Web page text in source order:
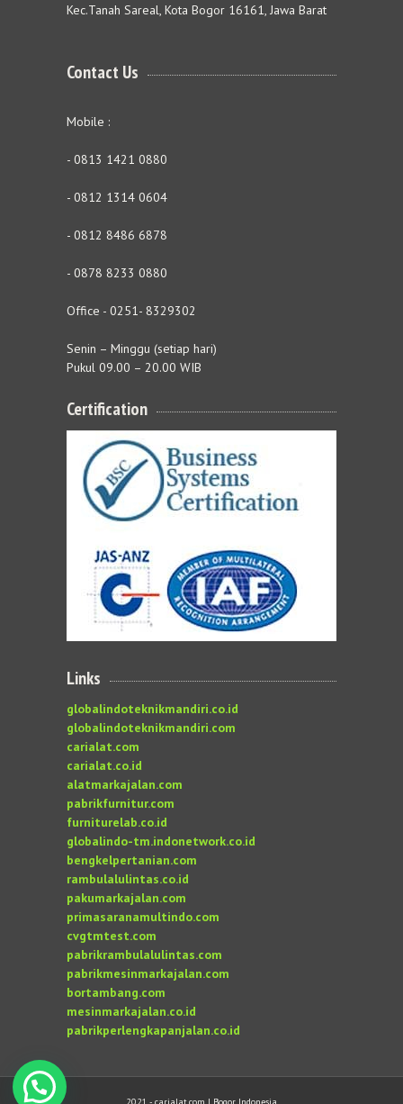
Kec.Tanah Sareal, Kota Bogor 16161, Jawa Barat
Contact Us
Mobile :
- 0813 1421 0880
- 0812 1314 0604
- 0812 8486 6878
- 0878 8233 0880
Office - 0251- 8329302
Senin – Minggu (setiap hari)
Pukul 09.00 – 20.00 WIB
Certification
Links
globalindoteknikmandiri.co.id
globalindoteknikmandiri.com
carialat.com
carialat.co.id
alatmarkajalan.com
pabrikfurnitur.com
furniturelab.co.id
globalindo-tm.indonetwork.co.id
bengkelpertanian.com
rambulalulintas.co.id
pakumarkajalan.com
primasaranamultindo.com
cvgtmtest.com
pabrikrambulalulintas.com
pabrikmesinmarkajalan.com
bortambang.com
mesinmarkajalan.co.id
pabrikperlengkapanjalan.co.id
2021 - carialat.com | Bogor, Indonesia